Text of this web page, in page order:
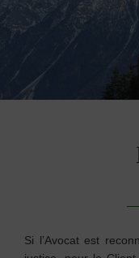
Si l’Avocat est